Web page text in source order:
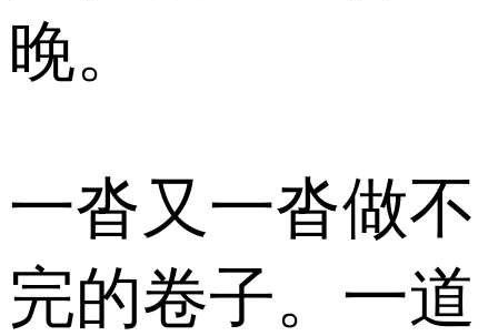
晚。
一沓又一沓做不
完的卷子。一道